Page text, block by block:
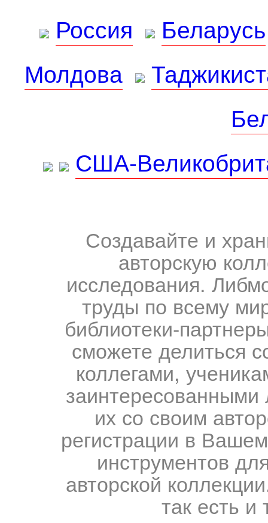
Россия
Беларусь
Молдова
США-
Создавайте и
авторскую
исследования.
труды по всему
библиотеки-
сможете делиться
коллегами,
их со своим
регистрации в
инструментов
авторской
так есть и